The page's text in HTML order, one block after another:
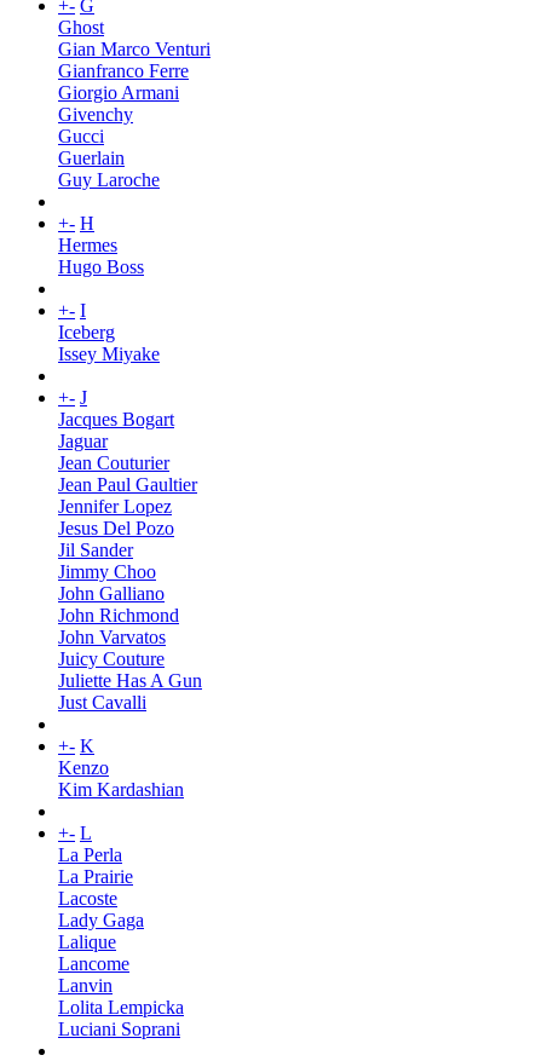
+- G
Ghost
Gian Marco Venturi
Gianfranco Ferre
Giorgio Armani
Givenchy
Gucci
Guerlain
Guy Laroche
+- H
Hermes
Hugo Boss
+- I
Iceberg
Issey Miyake
+- J
Jacques Bogart
Jaguar
Jean Couturier
Jean Paul Gaultier
Jennifer Lopez
Jesus Del Pozo
Jil Sander
Jimmy Choo
John Galliano
John Richmond
John Varvatos
Juicy Couture
Juliette Has A Gun
Just Cavalli
+- K
Kenzo
Kim Kardashian
+- L
La Perla
La Prairie
Lacoste
Lady Gaga
Lalique
Lancome
Lanvin
Lolita Lempicka
Luciani Soprani